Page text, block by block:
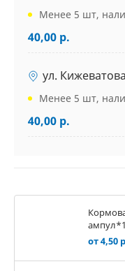
Менее 5 шт,
40,00 р.
ул.
Менее 5 шт,
40,00 р.
от 4,50